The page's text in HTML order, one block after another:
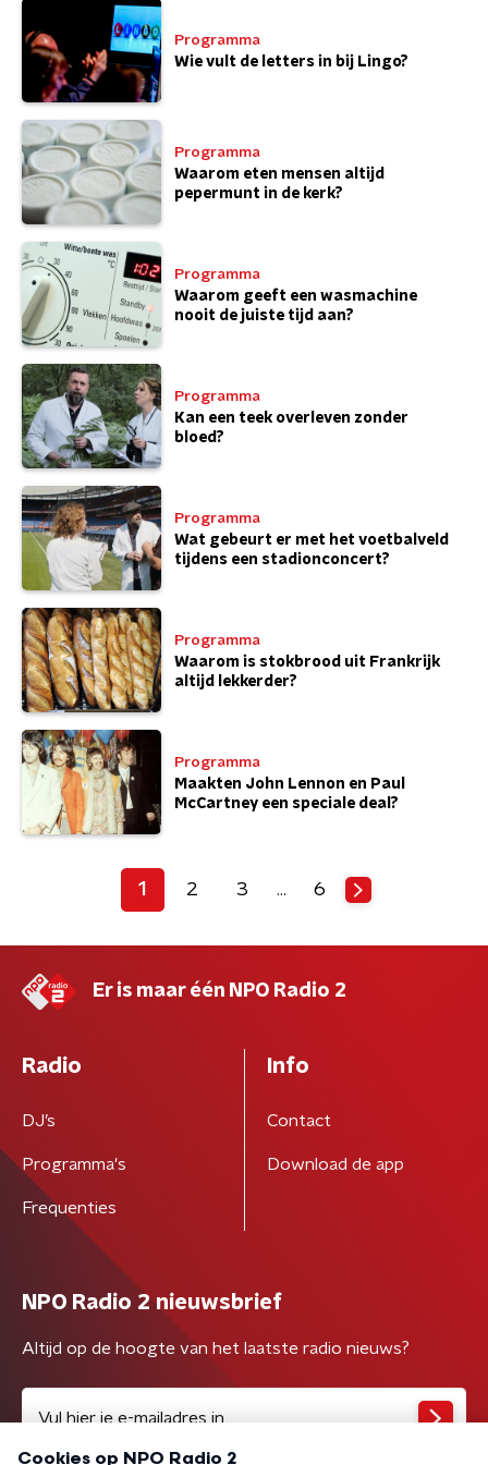
Programma
Wie vult de letters in bij Lingo?
Programma
Waarom eten mensen altijd
pepermunt in de kerk?
Programma
Waarom geeft een wasmachine
nooit de juiste tijd aan?
Programma
Kan een teek overleven zonder
bloed?
Programma
Wat gebeurt er met het voetbalveld
tijdens een stadionconcert?
Programma
Waarom is stokbrood uit Frankrijk
altijd lekkerder?
Programma
Maakten John Lennon en Paul
McCartney een speciale deal?
1 2 3 … 6
Er is maar één NPO Radio 2
Radio
DJ’s
Programma's
Frequenties
Info
Contact
Download de app
NPO Radio 2 nieuwsbrief
Altijd op de hoogte van het laatste radio nieuws?